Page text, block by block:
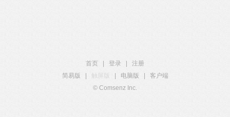
首页 登录
注册
简易版
触屏版 电脑版
客户端
© Comsenz Inc.